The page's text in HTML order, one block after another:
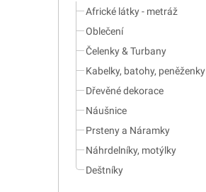
Africké látky - metráž
Oblečení
Čelenky & Turbany
Kabelky, batohy, peněženky
Dřevěné dekorace
Náušnice
Prsteny a Náramky
Náhrdelníky, motýlky
Deštníky